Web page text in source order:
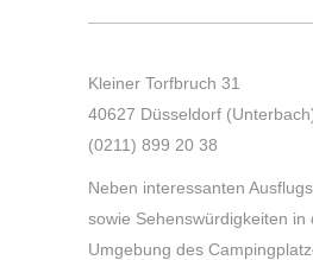
Kleiner Torfbruch 31
40627 Düsseldorf
(0211) 899 20 38
Neben interessanten
sowie Sehenswürdigkeiten in
Umgebung des